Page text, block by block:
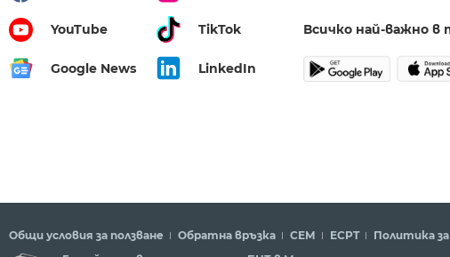
YouTube TikTok
Google News LinkedIn
Всичко най-важно
Общи условия за ползване Обратна връзка СЕМ ECPT Политика